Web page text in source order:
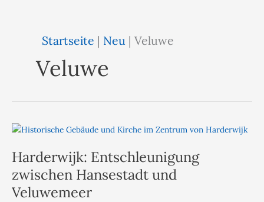
Startseite | Neu |Veluwe
Veluwe
Harderwijk: Entschleunigung
zwischen Hansestadt und
Veluwemeer